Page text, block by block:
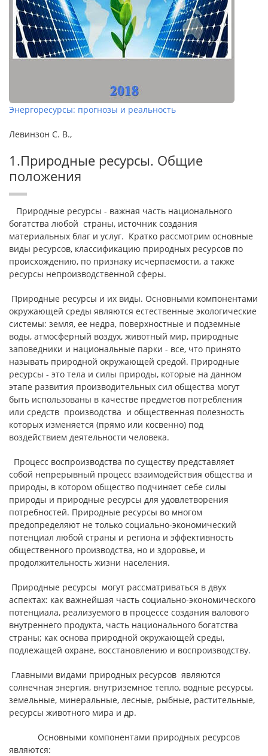
Энергоресурсы: прогнозы и реальность
Левинзон С. В.,
1.Природные ресурсы. Общие
положения
Природные ресурсы - важная часть национального
богатства любой страны, источник создания
материальных благ и услуг. Кратко рассмотрим основные
виды ресурсов, классификацию природных ресурсов по
происхождению, по признаку исчерпаемости, а также
ресурсы непроизводственной сферы.
Природные ресурсы и их виды. Основными компонентами
окружающей среды являются естественные экологические
системы: земля, ее недра, поверхностные и подземные
воды, атмосферный воздух, животный мир, природные
заповедники и национальные парки - все, что принято
называть природной окружающей средой. Природные
ресурсы - это тела и силы природы, которые на данном
этапе развития производительных сил общества могут
быть использованы в качестве предметов потребления
или средств производства и общественная полезность
которых изменяется (прямо или косвенно) под
воздействием деятельности человека.
Процесс воспроизводства по существу представляет
собой непрерывный процесс взаимодействия общества и
природы, в котором общество подчиняет себе силы
природы и природные ресурсы для удовлетворения
потребностей. Природные ресурсы во многом
предопределяют не только социально-экономический
потенциал любой страны и региона и эффективность
общественного производства, но и здоровье, и
продолжительность жизни населения.
Природные ресурсы могут рассматриваться в двух
аспектах: как важнейшая часть социально-экономического
потенциала, реализуемого в процессе создания валового
внутреннего продукта, часть национального богатства
страны; как основа природной окружающей среды,
подлежащей охране, восстановлению и воспроизводству.
Главными видами природных ресурсов являются
солнечная энергия, внутриземное тепло, водные ресурсы,
земельные, минеральные, лесные, рыбные, растительные,
ресурсы животного мира и др.
Основными компонентами природных ресурсов
являются: